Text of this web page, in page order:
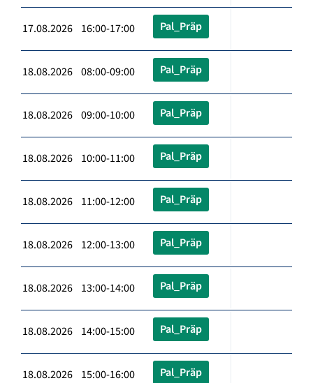
17.08.2026 16:00-17:00 Pal_Präp
18.08.2026 08:00-09:00 Pal_Präp
18.08.2026 09:00-10:00 Pal_Präp
18.08.2026 10:00-11:00 Pal_Präp
18.08.2026 11:00-12:00 Pal_Präp
18.08.2026 12:00-13:00 Pal_Präp
18.08.2026 13:00-14:00 Pal_Präp
18.08.2026 14:00-15:00 Pal_Präp
18.08.2026 15:00-16:00 Pal_Präp